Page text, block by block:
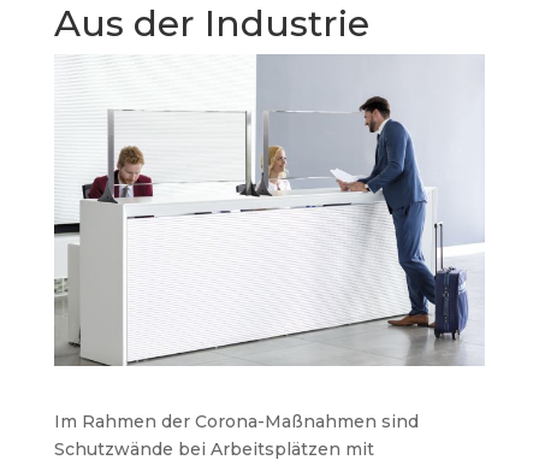
Aus der Industrie
Im Rahmen der Corona-Maßnahmen sind
Schutzwände bei Arbeitsplätzen mit